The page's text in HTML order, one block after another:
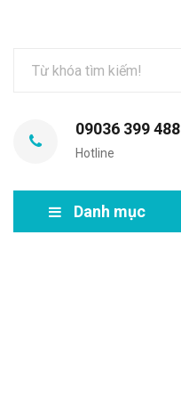
09036 399 488
Hotline
Danh mục